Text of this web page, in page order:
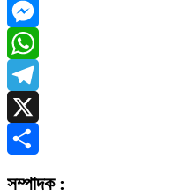
Facebook
Messenger
WhatsApp
Telegram
X
সম্পাদক :